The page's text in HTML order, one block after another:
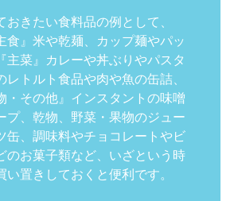
きたい食料品の例として、
食』米や乾麺、カップ麺やパッ
主菜』カレーや丼ぶりやパスタ
レトルト食品や肉や魚の缶詰、
・その他』インスタントの味噌
プ、乾物、野菜・果物のジュー
缶、調味料やチョコレートやビ
のお菓子類など、いざという時
置きしておくと便利です。